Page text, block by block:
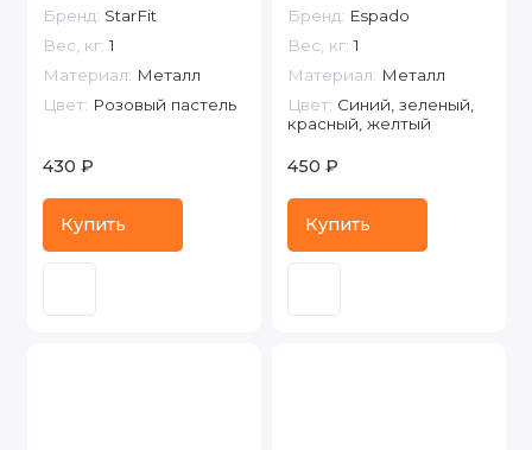
Бренд: StarFit
Вес, кг: 1
Материал: Металл
Цвет: Розовый пастель
430 ₽
Купить
Бренд: Espado
Вес, кг: 1
Материал: Металл
Цвет: Синий, зеленый,
красный, желтый
450 ₽
Купить